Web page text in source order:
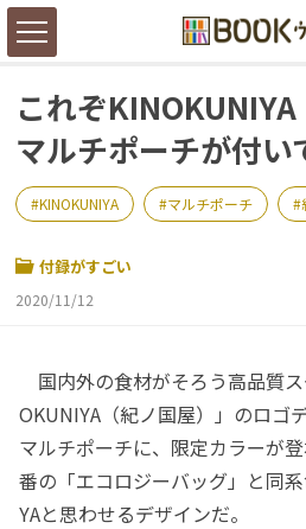
これぞ
マルチポーチが付い
KINOKUNIYA マルチポーチ
付録がすごい
2020/11/12
国内外の食材がそろう高品質
OKUNIYA（紀ノ国屋）」のロゴ
マルチポーチに、限定カラーが
番の「エコロジーバッグ」と同
YAと思わせるデザインだ。